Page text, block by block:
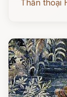
Thần thoại